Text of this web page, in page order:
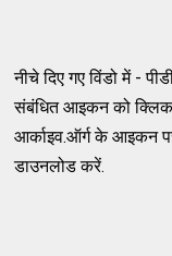
नीचे दिए गए विंडो में -
संबंधित आइकन को
आर्काइव.ऑर्ग के आइकन
डाउनलोड करें.